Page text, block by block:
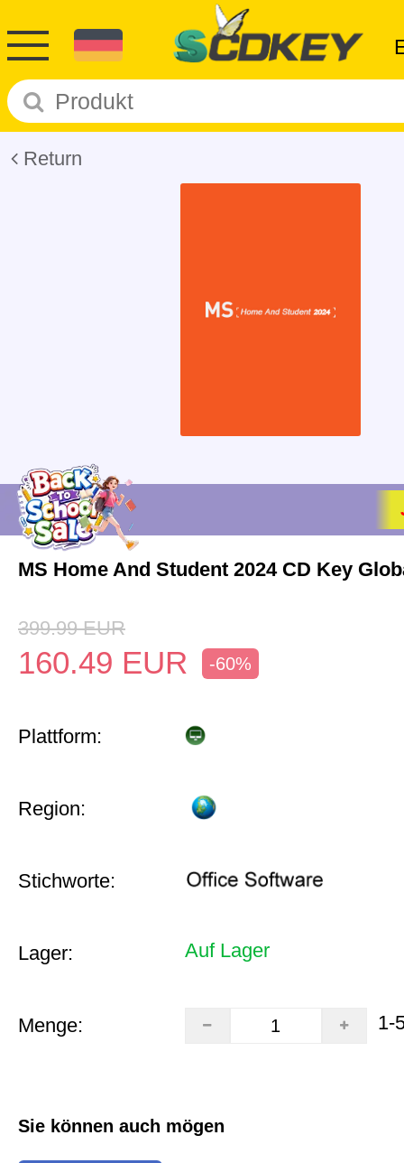
Return
MS Home And Student 2024 CD Key
399.99 EUR
160.49 EUR -60%
Plattform:
Region:
Stichworte:
Lager: Auf Lager
Menge: 1-
Sie können auch mögen